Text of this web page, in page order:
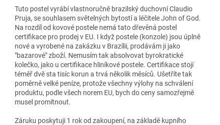
Tuto postel vyrábí vlastnoručně brazilský duchovní Claudio
Pruja, se souhlasem světelných bytostí a léčitele John of God.
Na rozdíl od kovové postele nemá tato dřevěná postel
certifikace pro prodej v EU. I když postele (konzole) jsou úplně
nové a vyrobené na zakázku v Brazílii, prodávám ji jako
"bazarové" zboží. Nemusím tak absolvovat byrokratické
kolečko, jako u certifikace hliníkové postele. Certifikace stojí
téměř dvě sta tisíc korun a trvá několik měsíců. Ušetříte tak
poměrně velké peníze, protože všechny výlohy na schválení
produktu, podle všech norem EU, bych do ceny samozřejmě
musel promítnout.
Záruku poskytuji 1 rok od zakoupení, na základě kupního